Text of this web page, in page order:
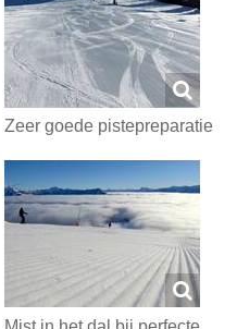
Zeer goede pistepreparatie